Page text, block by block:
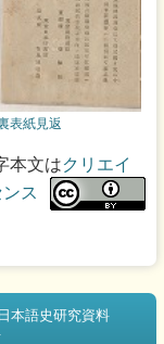
表紙見返
本文はクリエイ
ス
日本語史研究資料